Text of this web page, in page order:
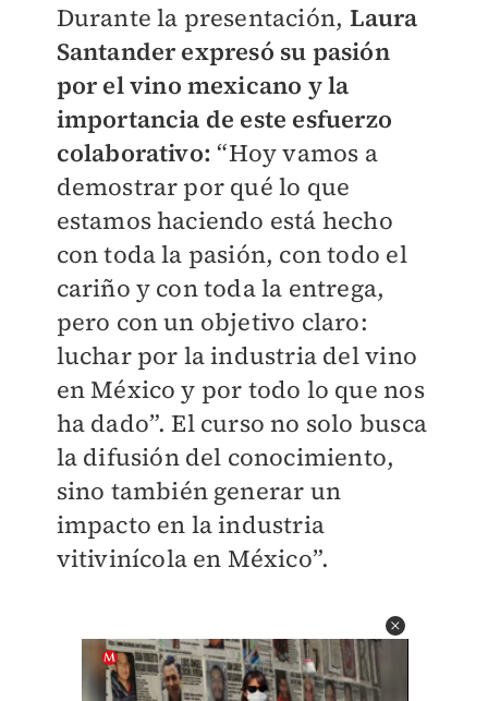
Durante la presentación, Laura
Santander expresó su pasión
por el vino mexicano y la
importancia de este esfuerzo
colaborativo: “Hoy vamos a
demostrar por qué lo que
estamos haciendo está hecho
con toda la pasión, con todo el
cariño y con toda la entrega,
pero con un objetivo claro:
luchar por la industria del vino
en México y por todo lo que nos
ha dado”. El curso no solo busca
la difusión del conocimiento,
sino también generar un
impacto en la industria
vitivinícola en México”.